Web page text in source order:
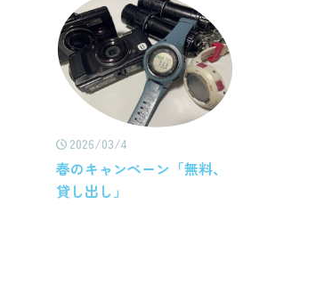
2026/03/4
春のキャンペーン「無料、
貸し出し」